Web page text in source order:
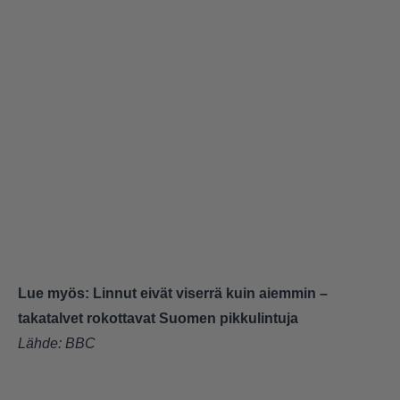
Lue myös: Linnut eivät viserrä kuin aiemmin –
takatalvet rokottavat Suomen pikkulintuja
Lähde: BBC